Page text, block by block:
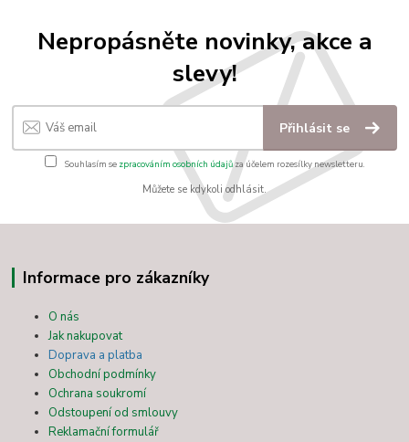
Nepropásněte novinky, akce a
slevy!
Přihlásit se
Souhlasím se zpracováním osobních údajůza účelem rozesílky newsletteru.
Můžete se kdykoli odhlásit.
Informace pro zákazníky
O nás
Jak nakupovat
Doprava a platba
Obchodní podmínky
Ochrana soukromí
Odstoupení od smlouvy
Reklamační formulář